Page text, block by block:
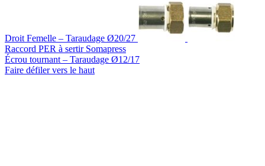
Droit Femelle – Taraudage Ø20/27
Raccord PER à sertir Somapress
Écrou tournant – Taraudage Ø12/17
Faire défiler vers le haut